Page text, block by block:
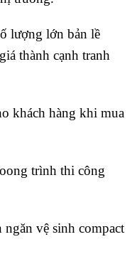
lượng lớn bản lề
thành cạnh tranh
khách hàng khi mua
trình thi công
vệ sinh compact